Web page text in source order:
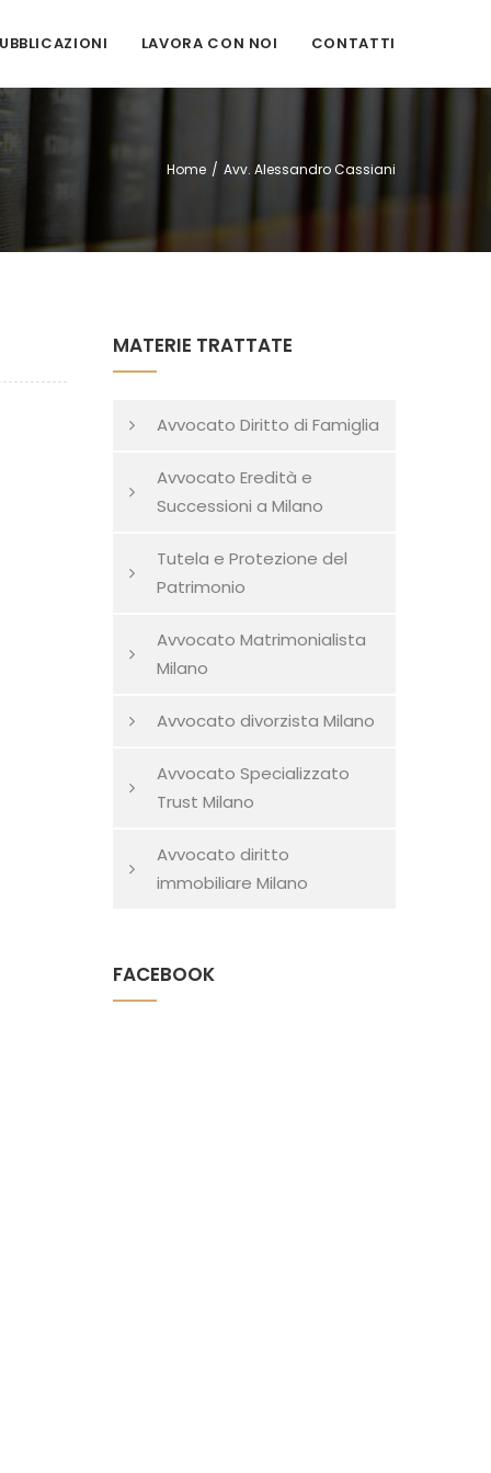
LAVORA CON NOI CONTATTI
Home / Avv. Alessandro Cassiani
MATERIE TRATTATE
Avvocato Diritto di Famiglia
Avvocato Eredità e
Successioni a Milano
Tutela e Protezione del
Patrimonio
Avvocato Matrimonialista
Milano
Avvocato divorzista Milano
Avvocato Specializzato
Trust Milano
Avvocato diritto
immobiliare Milano
FACEBOOK